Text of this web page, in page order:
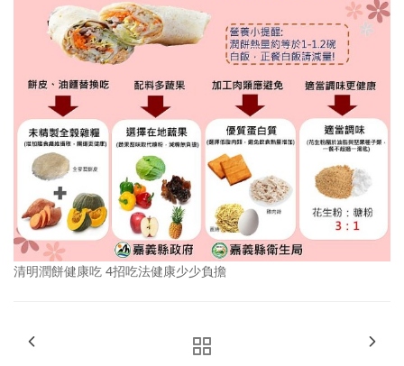
清明潤餅健康吃 4招吃法健康少少負擔